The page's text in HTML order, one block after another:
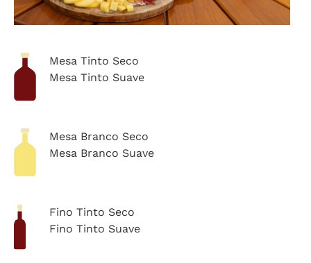
Mesa Tinto Seco
Mesa Tinto Suave
Mesa Branco Seco
Mesa Branco Suave
Fino Tinto Seco
Fino Tinto Suave